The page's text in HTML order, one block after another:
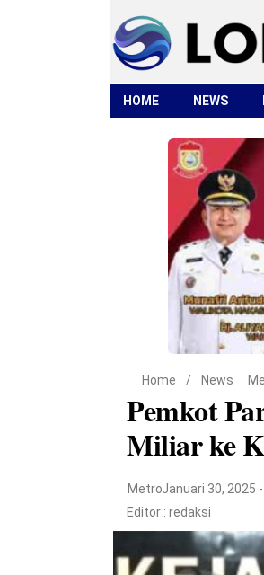
HOME NEWS
Home / News
Pemkot
Miliar ke
MetroJanuari 30, 2025
Editor : redaksi